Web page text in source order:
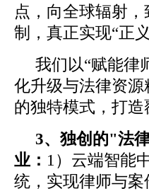
点，向全球辐射
制，真正实现“正
我们以“赋能律
化升级与法律资
的独特模式，打
3、 独创的"法
业： 1）云端智能
统，实现律师与案